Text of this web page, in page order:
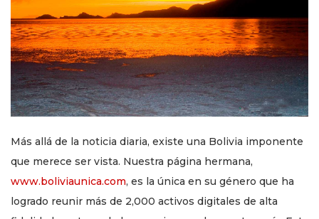
Más allá de la noticia diaria, existe una Bolivia imponente
que merece ser vista. Nuestra página hermana,
www.boliviaunica.com, es la única en su género que ha
logrado reunir más de 2,000 activos digitales de alta